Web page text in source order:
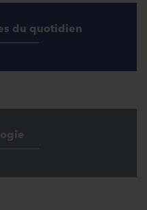
du quotidien